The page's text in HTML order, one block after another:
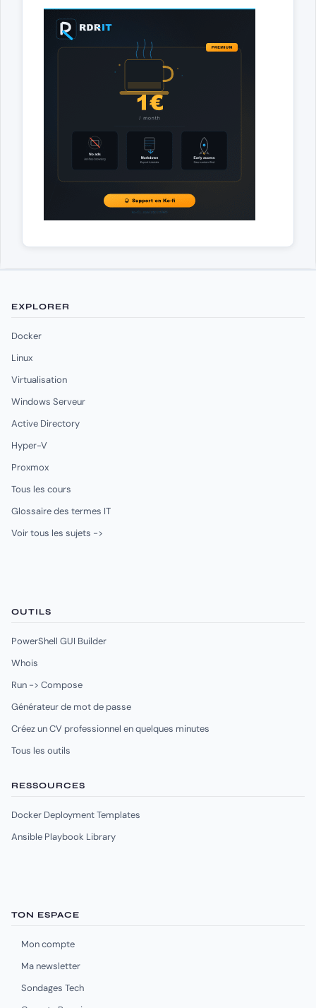
EXPLORER
Docker
Linux
Virtualisation
Windows Serveur
Active Directory
Hyper-V
Proxmox
Tous les cours
Glossaire des termes IT
Voir tous les sujets ->
OUTILS
PowerShell GUI Builder
Whois
Run -> Compose
Générateur de mot de passe
Créez un CV professionnel en quelques minutes
Tous les outils
RESSOURCES
Docker Deployment Templates
Ansible Playbook Library
TON ESPACE
Mon compte
Ma newsletter
Sondages Tech